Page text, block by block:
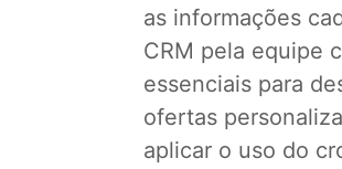
as informações
CRM pela equipe
essenciais para
ofertas
aplicar o uso do